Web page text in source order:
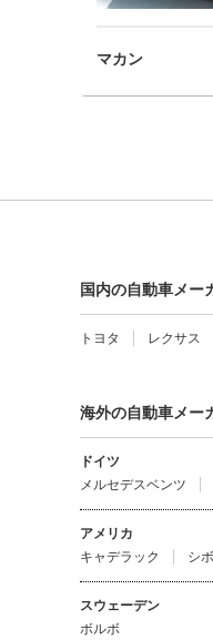
マカン
国内の自動車メー
トヨタ レクサス
海外の自動車メー
ドイツ
メルセデスベンツ
アメリカ
キャデラック
シ
スウェーデン
ボルボ